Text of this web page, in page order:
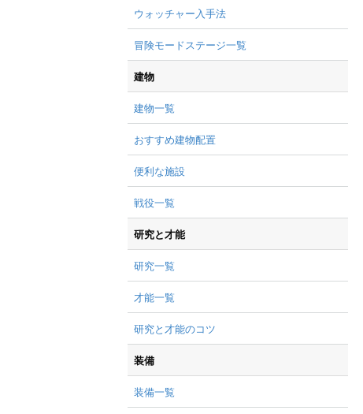
ウォッチャー入手法
冒険モードステージ一覧
建物
建物一覧
おすすめ建物配置
便利な施設
戦役一覧
研究と才能
研究一覧
才能一覧
研究と才能のコツ
装備
装備一覧